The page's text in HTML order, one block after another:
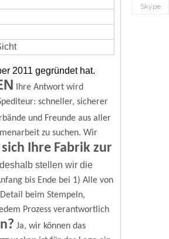
2011 gegründet hat.
Ihre Antwort wird
schneller, sicherer
und Freunde aus aller
zu suchen. Wir
Ihre Fabrik zur
stellen wir die
bis Ende bei 1) Alle von
beim Stempeln,
Prozess verantwortlich
Ja, wir können das
Skype